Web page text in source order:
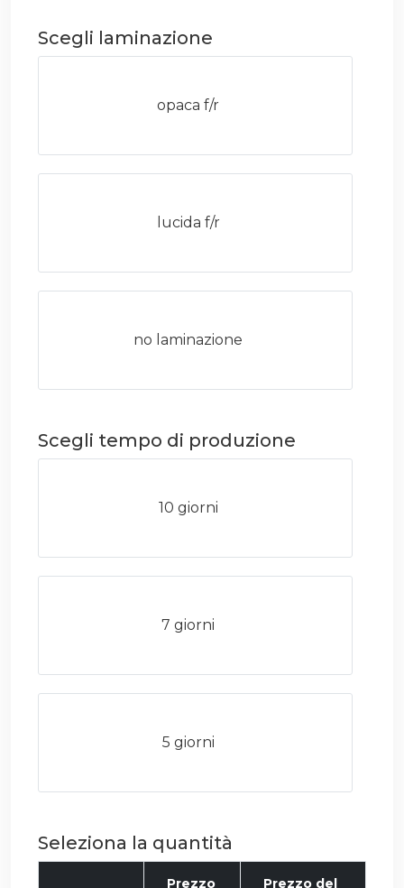
Scegli laminazione
opaca f/r
lucida f/r
no laminazione
Scegli tempo di produzione
10 giorni
7 giorni
5 giorni
Seleziona la quantità
Prezzo Prezzo del